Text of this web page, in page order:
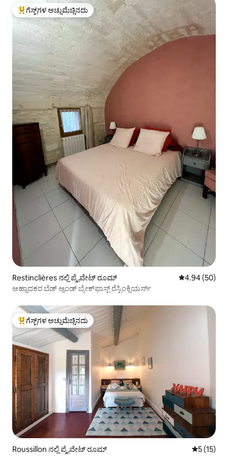
ಗೆಸ್ಟ್‌ಗಳಿಗೆ ಅತಿ ಹೆಚ್ಚು ಅಚ್ಚುಮೆಚ್ಚಿನದು
ಗೆಸ್ಟ್‌ಗಳ ಅಚ್ಚುಮೆಚ್ಚಿನದು
Restinclières ನಲ್ಲಿ ಪ್ರೈವೇಟ್ ರೂಮ್ 5 ರಲ್ಲಿ 4.94
4.94 (50)
ಆಹ್ಲಾದಕರ ಬೆಡ್ ಆ್ಯಂಡ್ ಬ್ರೇಕ್‌ಫಾಸ್ಟ್ ರೆಸ್ಟಿಂಕ್ಲಿಯರ್ಸ್
ಗೆಸ್ಟ್‌ಗಳಿಗೆ ಅತಿ ಹೆಚ್ಚು ಅಚ್ಚುಮೆಚ್ಚಿನದು
ಗೆಸ್ಟ್‌ಗಳ ಅಚ್ಚುಮೆಚ್ಚಿನದು
Roussillon ನಲ್ಲಿ ಪ್ರೈವೇಟ್ ರೂಮ್ 5 ರಲ್ಲಿ 5
5 (15)